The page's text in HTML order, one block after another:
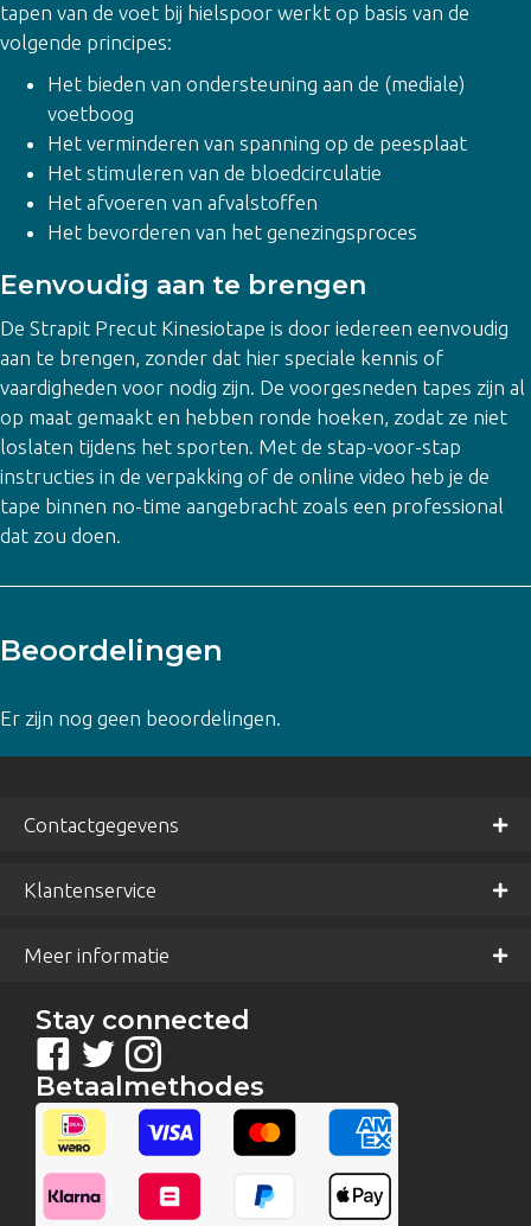
tapen van de voet bij hielspoor werkt op basis van de
volgende principes:
Het bieden van ondersteuning aan de (mediale)
voetboog
Het verminderen van spanning op de peesplaat
Het stimuleren van de bloedcirculatie
Het afvoeren van afvalstoffen
Het bevorderen van het genezingsproces
Eenvoudig aan te brengen
De Strapit Precut Kinesiotape is door iedereen eenvoudig
aan te brengen, zonder dat hier speciale kennis of
vaardigheden voor nodig zijn. De voorgesneden tapes zijn al
op maat gemaakt en hebben ronde hoeken, zodat ze niet
loslaten tijdens het sporten. Met de stap-voor-stap
instructies in de verpakking of de online video heb je de
tape binnen no-time aangebracht zoals een professional
dat zou doen.
Beoordelingen
Er zijn nog geen beoordelingen.
Contactgegevens
Klantenservice
Meer informatie
Stay connected
Betaalmethodes